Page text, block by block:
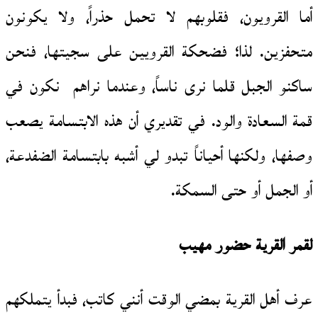
أما القرويون، فقلوبهم لا تحمل حذراً، ولا يكونون
متحفزين. لذا؛ فضحكة القرويين على سجيتها، فنحن
ساكنو الجبل قلما نرى ناساً، وعندما نراهم نكون في
قمة السعادة والود. في تقديري أن هذه الابتسامة يصعب
وصفها، ولكنها أحياناً تبدو لي أشبه بابتسامة الضفدعة،
أو الجمل أو حتى السمكة.
لقمر القرية حضور مهيب
عرف أهل القرية بمضي الوقت أنني كاتب، فبدأ يتملكهم